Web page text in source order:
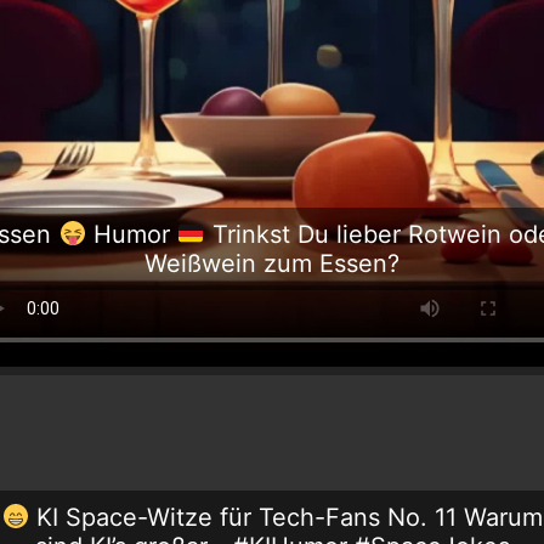
Humor
Trinkst Du lieber Rotwein
Weißwein zum Essen?
KI Space-Witze für Tech-Fans No. 11 Warum